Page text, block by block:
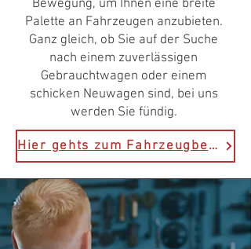
Bewegung, um Ihnen eine breite
Palette an Fahrzeugen anzubieten.
Ganz gleich, ob Sie auf der Suche
nach einem zuverlässigen
Gebrauchtwagen oder einem
schicken Neuwagen sind, bei uns
werden Sie fündig.
Hier gehts zum Fahrzeugbestand